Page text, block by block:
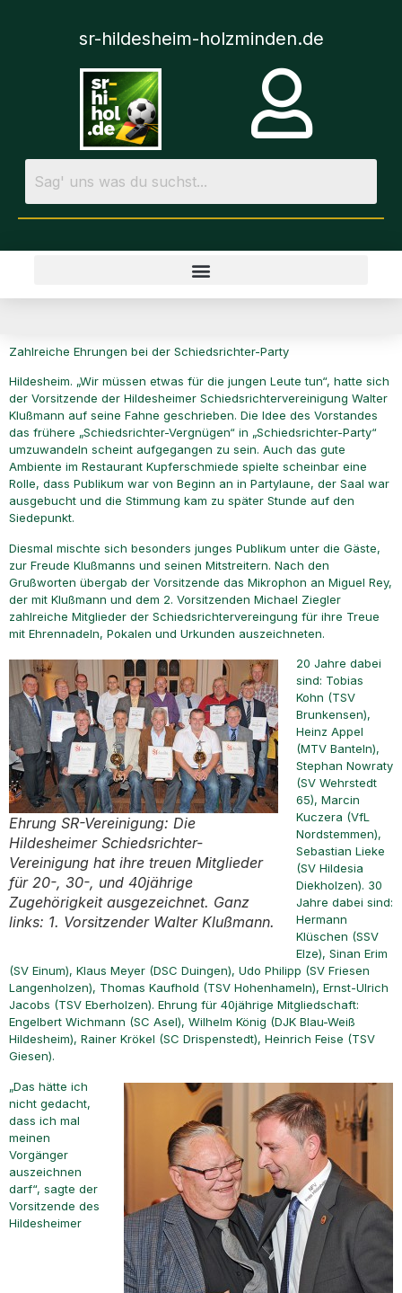
sr-hildesheim-holzminden.de
Zahlreiche Ehrungen bei der Schiedsrichter-Party
Hildesheim. „Wir müssen etwas für die jungen Leute tun“, hatte sich
der Vorsitzende der Hildesheimer Schiedsrichtervereinigung Walter
Klußmann auf seine Fahne geschrieben. Die Idee des Vorstandes
das frühere „Schiedsrichter-Vergnügen“ in „Schiedsrichter-Party“
umzuwandeln scheint aufgegangen zu sein. Auch das gute
Ambiente im Restaurant Kupferschmiede spielte scheinbar eine
Rolle, dass Publikum war von Beginn an in Partylaune, der Saal war
ausgebucht und die Stimmung kam zu später Stunde auf den
Siedepunkt.
Diesmal mischte sich besonders junges Publikum unter die Gäste,
zur Freude Klußmanns und seinen Mitstreitern. Nach den
Grußworten übergab der Vorsitzende das Mikrophon an Miguel Rey,
der mit Klußmann und dem 2. Vorsitzenden Michael Ziegler
zahlreiche Mitglieder der Schiedsrichtervereingung für ihre Treue
mit Ehrennadeln, Pokalen und Urkunden auszeichneten.
Ehrung SR-Vereinigung: Die
Hildesheimer Schiedsrichter-
Vereinigung hat ihre treuen Mitglieder
für 20-, 30-, und 40jährige
Zugehörigkeit ausgezeichnet. Ganz
links: 1. Vorsitzender Walter Klußmann.
20 Jahre dabei
sind: Tobias
Kohn (TSV
Brunkensen),
Heinz Appel
(MTV Banteln),
Stephan Nowraty
(SV Wehrstedt
65), Marcin
Kuczera (VfL
Nordstemmen),
Sebastian Lieke
(SV Hildesia
Diekholzen). 30
Jahre dabei sind:
Hermann
Klüschen (SSV
Elze), Sinan Erim
(SV Einum), Klaus Meyer (DSC Duingen), Udo Philipp (SV Friesen
Langenholzen), Thomas Kaufhold (TSV Hohenhameln), Ernst-Ulrich
Jacobs (TSV Eberholzen). Ehrung für 40jährige Mitgliedschaft:
Engelbert Wichmann (SC Asel), Wilhelm König (DJK Blau-Weiß
Hildesheim), Rainer Krökel (SC Drispenstedt), Heinrich Feise (TSV
Giesen).
„Das hätte ich
nicht gedacht,
dass ich mal
meinen
Vorgänger
auszeichnen
darf“, sagte der
Vorsitzende des
Hildesheimer